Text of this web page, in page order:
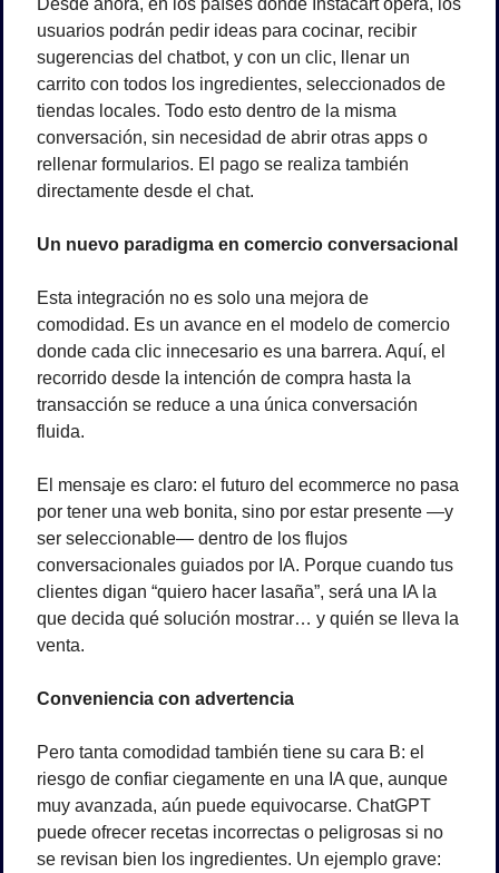
Desde ahora, en los países donde Instacart opera, los
usuarios podrán pedir ideas para cocinar, recibir
sugerencias del chatbot, y con un clic, llenar un
carrito con todos los ingredientes, seleccionados de
tiendas locales. Todo esto dentro de la misma
conversación, sin necesidad de abrir otras apps o
rellenar formularios. El pago se realiza también
directamente desde el chat.
Un nuevo paradigma en comercio conversacional
Esta integración no es solo una mejora de
comodidad. Es un avance en el modelo de comercio
donde cada clic innecesario es una barrera. Aquí, el
recorrido desde la intención de compra hasta la
transacción se reduce a una única conversación
fluida.
El mensaje es claro: el futuro del ecommerce no pasa
por tener una web bonita, sino por estar presente —y
ser seleccionable— dentro de los flujos
conversacionales guiados por IA. Porque cuando tus
clientes digan “quiero hacer lasaña”, será una IA la
que decida qué solución mostrar… y quién se lleva la
venta.
Conveniencia con advertencia
Pero tanta comodidad también tiene su cara B: el
riesgo de confiar ciegamente en una IA que, aunque
muy avanzada, aún puede equivocarse. ChatGPT
puede ofrecer recetas incorrectas o peligrosas si no
se revisan bien los ingredientes. Un ejemplo grave: